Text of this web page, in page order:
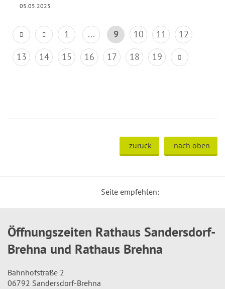
05.05.2025
1 ... 9 10 11
12
13
14 15 16 17 18 19
zurück nach oben
Seite empfehlen:
Öffnungszeiten Rathaus Sandersdorf-
Brehna und Rathaus Brehna
Bahnhofstraße 2
06792 Sandersdorf-Brehna